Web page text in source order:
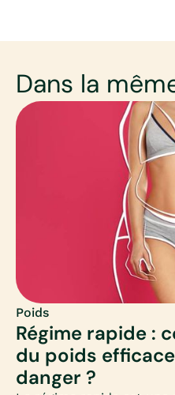
Dans la
Poids
Régime rapide :
du poids
danger ?